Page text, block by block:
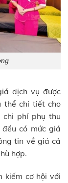
dịch vụ được
thể chi tiết cho
chi phí phụ thu
có mức giá
tin về giá cả
hợp.
kiếm cơ hội với